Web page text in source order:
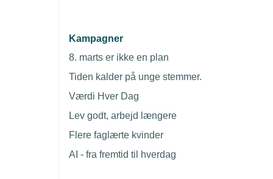
Gå direkte til
Skabeloner og kontrakter
Beregn opsigelsesvarsel
Gå direkte til
Skabeloner
TEKNIQ app
Kampagner
8. marts er ikke en plan
Tiden kalder på unge stemmer.
Værdi Hver Dag
Lev godt, arbejd længere
Flere faglærte kvinder
AI - fra fremtid til hverdag